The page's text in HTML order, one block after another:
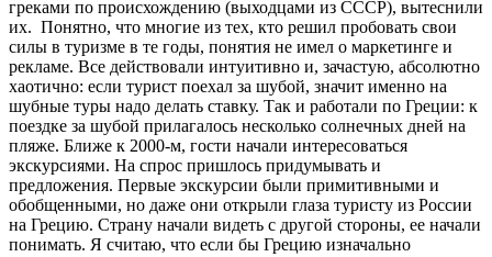
греками по происхождению (выходцами из СССР), вытеснили
их. Понятно, что многие из тех, кто решил пробовать свои
силы в туризме в те годы, понятия не имел о маркетинге и
рекламе. Все действовали интуитивно и, зачастую, абсолютно
хаотично: если турист поехал за шубой, значит именно на
шубные туры надо делать ставку. Так и работали по Греции: к
поездке за шубой прилагалось несколько солнечных дней на
пляже. Ближе к 2000-м, гости начали интересоваться
экскурсиями. На спрос пришлось придумывать и
предложения. Первые экскурсии были примитивными и
обобщенными, но даже они открыли глаза туристу из России
на Грецию. Страну начали видеть с другой стороны, ее начали
понимать. Я считаю, что если бы Грецию изначально